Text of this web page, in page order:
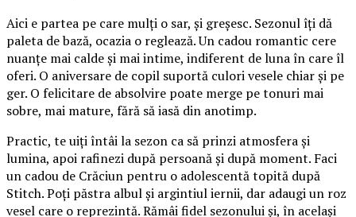
Aici e partea pe care mulți o sar, și greșesc. Sezonul îți dă
paleta de bază, ocazia o reglează. Un cadou romantic cere
nuanțe mai calde și mai intime, indiferent de luna în care îl
oferi. O aniversare de copil suportă culori vesele chiar și pe
ger. O felicitare de absolvire poate merge pe tonuri mai
sobre, mai mature, fără să iasă din anotimp.
Practic, te uiți întâi la sezon ca să prinzi atmosfera și
lumina, apoi rafinezi după persoană și după moment. Faci
un cadou de Crăciun pentru o adolescentă topită după
Stitch. Poți păstra albul și argintiul iernii, dar adaugi un roz
vesel care o reprezintă. Rămâi fidel sezonului și, în același